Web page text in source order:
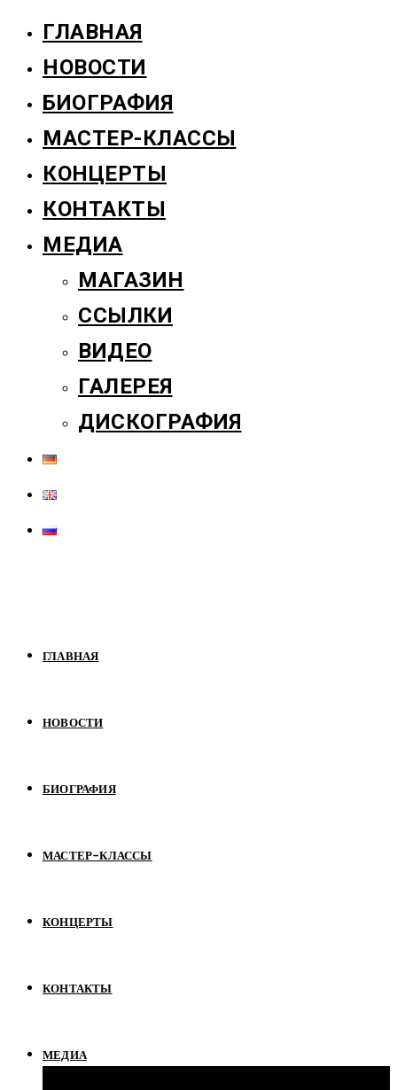
ГЛАВНАЯ
НОВОСТИ
БИОГРАФИЯ
МАСТЕР-КЛАССЫ
КОНЦЕРТЫ
КОНТАКТЫ
МЕДИА
МАГАЗИН
ССЫЛКИ
ВИДЕО
ГАЛЕРЕЯ
ДИСКОГРАФИЯ
ГЛАВНАЯ
НОВОСТИ
БИОГРАФИЯ
МАСТЕР-КЛАССЫ
КОНЦЕРТЫ
КОНТАКТЫ
МЕДИА